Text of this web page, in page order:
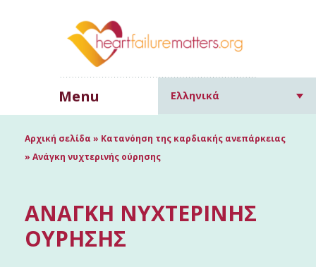
Menu Ελληνικά
Αρχική σελίδα » Κατανόηση της καρδιακής ανεπάρκειας
» Ανάγκη νυχτερινής ούρησης
ΑΝΆΓΚΗ ΝΥΧΤΕΡΙΝΉΣ
ΟΎΡΗΣΗΣ